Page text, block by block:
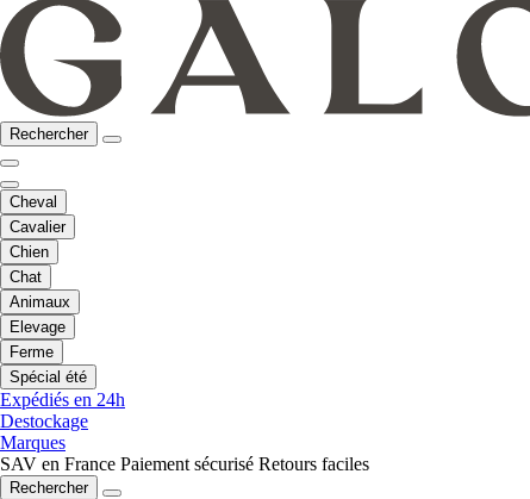
Rechercher
Cheval
Cavalier
Chien
Chat
Animaux
Elevage
Ferme
Spécial été
Expédiés en 24h
Destockage
Marques
SAV en France Paiement sécurisé Retours faciles
Rechercher